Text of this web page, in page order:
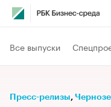
Все выпуски
Пресс-релизы⁠,